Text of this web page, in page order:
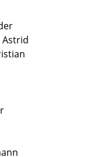
Astrid